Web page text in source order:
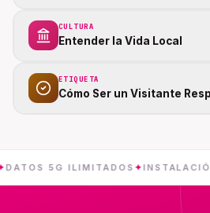
CULTURA
Entender la Vida Local
ETIQUETA
Cómo Ser un Visitante
5G ILIMITADOS✦INSTALACIÓN